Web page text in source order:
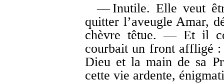
— Inutile. Elle veut
quitter l’aveugle Amar,
chèvre têtue. — Et il
courbait un front affligé
Dieu et la main de sa
cette vie ardente,